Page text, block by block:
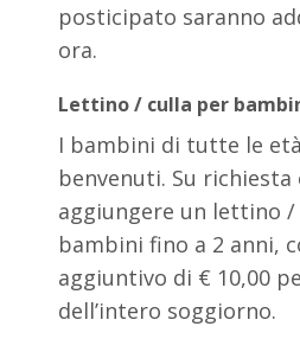
posticipato saranno
ora.
Lettino / culla per
I bambini di tutte le
benvenuti. Su richiesta
aggiungere un lettino
bambini fino a 2 anni,
aggiuntivo di € 10,00
dell’intero soggiorno.